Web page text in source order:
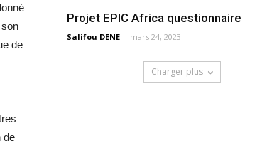
de
de
Projet EPIC Africa questionnaire
Salifou DENE - mars 24, 2023
Charger plus